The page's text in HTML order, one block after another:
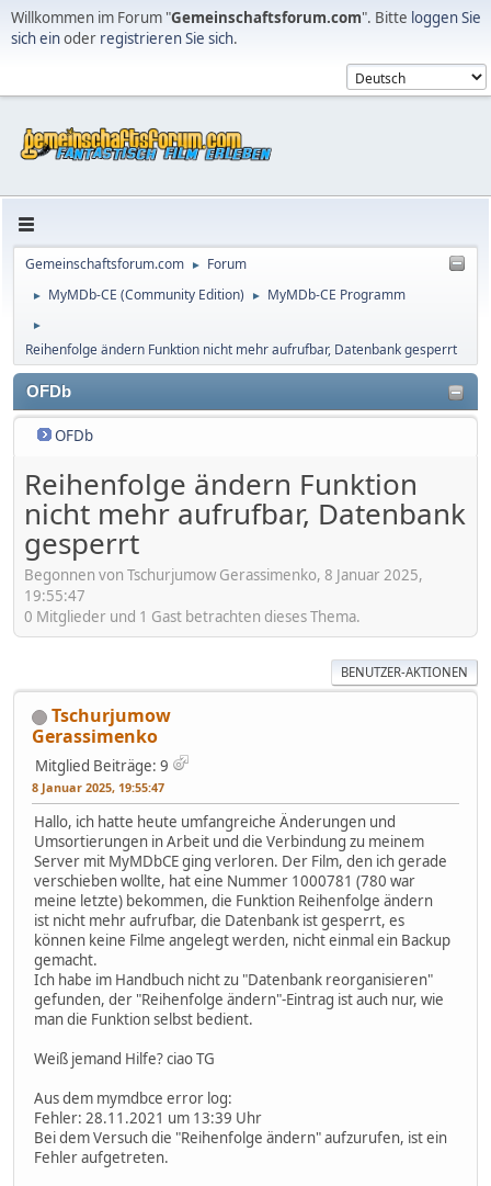
Willkommen im Forum "Gemeinschaftsforum.com". Bitte loggen Sie
sich einoder registrieren Sie sich.
Gemeinschaftsforum.com ► Forum
► MyMDb-CE (Community Edition) ► MyMDb-CE Programm
►
Reihenfolge ändern Funktion nicht mehr aufrufbar, Datenbank gesperrt
OFDb
OFDb
Reihenfolge ändern Funktion
nicht mehr aufrufbar, Datenbank
gesperrt
Begonnen von Tschurjumow Gerassimenko, 8 Januar 2025,
19:55:47
0 Mitglieder und 1 Gast betrachten dieses Thema.
BENUTZER-AKTIONEN
Tschurjumow
Gerassimenko
Mitglied Beiträge: 9
8 Januar 2025, 19:55:47
Hallo, ich hatte heute umfangreiche Änderungen und
Umsortierungen in Arbeit und die Verbindung zu meinem
Server mit MyMDbCE ging verloren. Der Film, den ich gerade
verschieben wollte, hat eine Nummer 1000781 (780 war
meine letzte) bekommen, die Funktion Reihenfolge ändern
ist nicht mehr aufrufbar, die Datenbank ist gesperrt, es
können keine Filme angelegt werden, nicht einmal ein Backup
gemacht.
Ich habe im Handbuch nicht zu "Datenbank reorganisieren"
gefunden, der "Reihenfolge ändern"-Eintrag ist auch nur, wie
man die Funktion selbst bedient.
Weiß jemand Hilfe? ciao TG
Aus dem mymdbce error log:
Fehler: 28.11.2021 um 13:39 Uhr
Bei dem Versuch die "Reihenfolge ändern" aufzurufen, ist ein
Fehler aufgetreten.